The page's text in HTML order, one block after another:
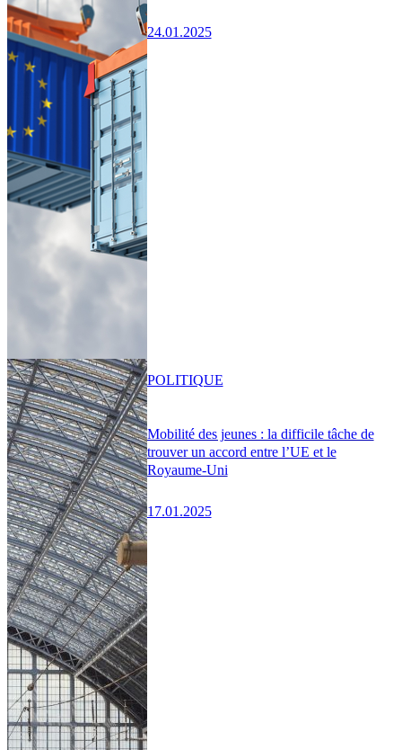
24.01.2025
Mobilité des jeunes : la difficile tâche de
trouver un accord entre l’UE et le
Royaume-Uni
17.01.2025
POLITIQUE